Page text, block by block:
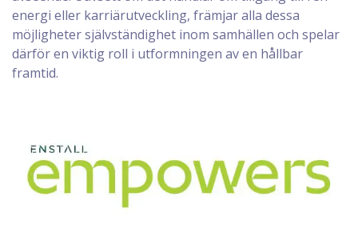
energi eller karriärutveckling, främjar alla dessa
möjligheter självständighet inom samhällen och spelar
därför en viktig roll i utformningen av en hållbar
framtid.